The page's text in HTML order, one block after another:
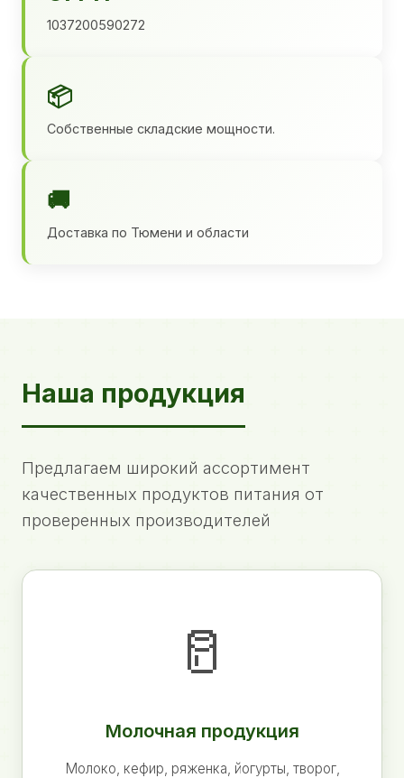
1037200590272
📦
Собственные складские мощности.
🚚
Доставка по Тюмени и области
Наша продукция
Предлагаем широкий ассортимент
качественных продуктов питания от
проверенных производителей
🥛
Молочная продукция
Молоко, кефир, ряженка, йогурты, творог,